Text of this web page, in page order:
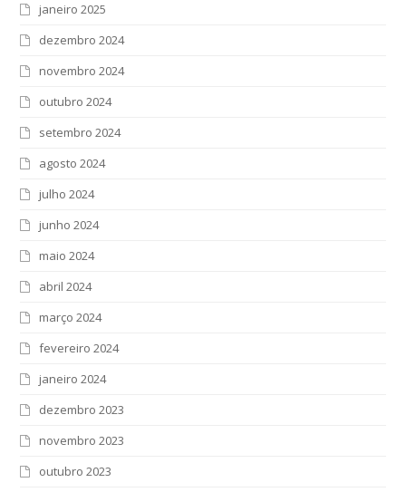
janeiro 2025
dezembro 2024
novembro 2024
outubro 2024
setembro 2024
agosto 2024
julho 2024
junho 2024
maio 2024
abril 2024
março 2024
fevereiro 2024
janeiro 2024
dezembro 2023
novembro 2023
outubro 2023